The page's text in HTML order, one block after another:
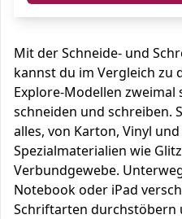
Mit der Schneide- und
kannst du im Vergleich zu
Explore-Modellen zweimal
schneiden und schreiben.
alles, von Karton, Vinyl
Spezialmaterialien wie
Verbundgewebe.
Notebook oder iPad
Schriftarten durchstöbern